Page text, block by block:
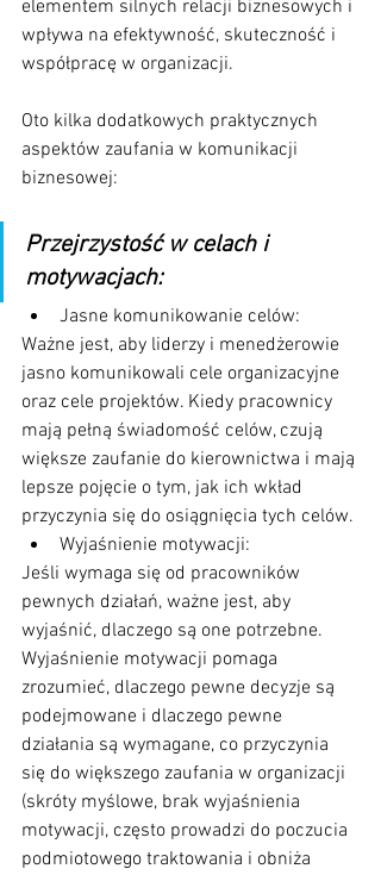
elementem silnych relacji biznesowych i
wpływa na efektywność, skuteczność i
współpracę w organizacji.
Oto kilka dodatkowych praktycznych
aspektów zaufania w komunikacji
biznesowej:
Przejrzystość w celach i
motywacjach:
Jasne komunikowanie celów:
Ważne jest, aby liderzy i menedżerowie
jasno komunikowali cele organizacyjne
oraz cele projektów. Kiedy pracownicy
mają pełną świadomość celów, czują
większe zaufanie do kierownictwa i mają
lepsze pojęcie o tym, jak ich wkład
przyczynia się do osiągnięcia tych celów.
Wyjaśnienie motywacji:
Jeśli wymaga się od pracowników
pewnych działań, ważne jest, aby
wyjaśnić, dlaczego są one potrzebne.
Wyjaśnienie motywacji pomaga
zrozumieć, dlaczego pewne decyzje są
podejmowane i dlaczego pewne
działania są wymagane, co przyczynia
się do większego zaufania w organizacji
(skróty myślowe, brak wyjaśnienia
motywacji, często prowadzi do poczucia
podmiotowego traktowania i obniża